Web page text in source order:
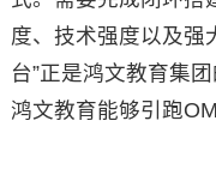
度、技术强度以及强
台”正是鸿文教育集
鸿文教育能够引跑